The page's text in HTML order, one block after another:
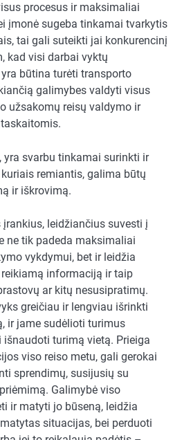
procesus ir maksimaliai
įmonė sugeba tinkamai tvarkytis
tai gali suteikti jai konkurencinį
kad visi darbai vyktų
būtina turėti transporto
galimybes valdyti visus
užsakomų reisų valdymo ir
yra svarbu tinkamai surinkti ir
remiantis, galima būtų
ir iškrovimą.
įrankius, leidžiančius suvesti į
ne tik padeda maksimaliai
vykdymui, bet ir leidžia
informaciją ir taip
ar kitų nesusipratimų.
greičiau ir lengviau išrinkti
ir jame sudėlioti turimus
turimą vietą. Prieiga
viso reiso metu, gali gerokai
sprendimų, susijusių su
Galimybė viso
ir matyti jo būseną, leidžia
situacijas, bei perduoti